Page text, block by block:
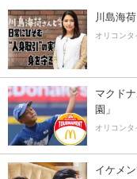
川島海
オリコンタ
マクド
園」
オリコンタ
イケメ